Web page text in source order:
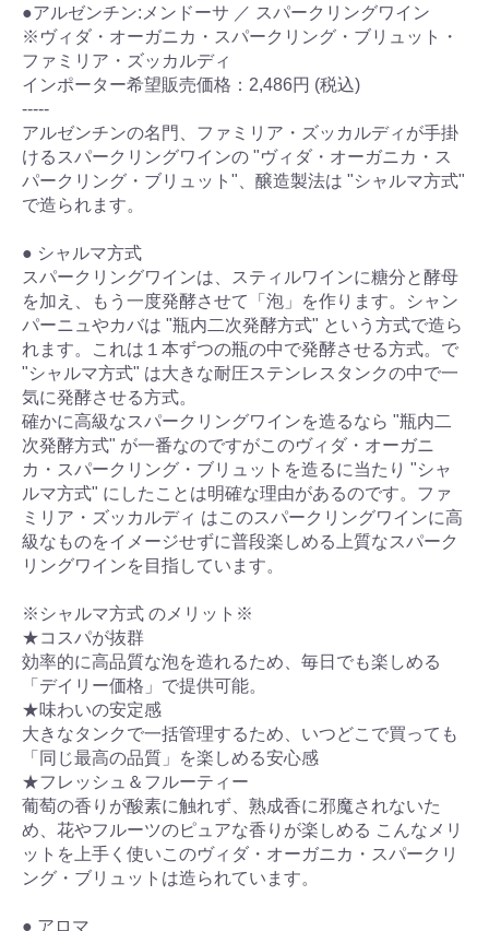
●アルゼンチン:メンドーサ ／ スパークリングワイン
※ヴィダ・オーガニカ・スパークリング・ブリュット・
ファミリア・ズッカルディ
インポーター希望販売価格：2,486円 (税込)
-----
アルゼンチンの名門、ファミリア・ズッカルディが手掛
けるスパークリングワインの "ヴィダ・オーガニカ・ス
パークリング・ブリュット"、醸造製法は "シャルマ方式"
で造られます。
● シャルマ方式
スパークリングワインは、スティルワインに糖分と酵母
を加え、もう一度発酵させて「泡」を作ります。シャン
パーニュやカバは "瓶内二次発酵方式" という方式で造ら
れます。これは１本ずつの瓶の中で発酵させる方式。で
"シャルマ方式" は大きな耐圧ステンレスタンクの中で一
気に発酵させる方式。
確かに高級なスパークリングワインを造るなら "瓶内二
次発酵方式" が一番なのですがこのヴィダ・オーガニ
カ・スパークリング・ブリュットを造るに当たり "シャ
ルマ方式" にしたことは明確な理由があるのです。ファ
ミリア・ズッカルディ はこのスパークリングワインに高
級なものをイメージせずに普段楽しめる上質なスパーク
リングワインを目指しています。
※シャルマ方式 のメリット※
★コスパが抜群
効率的に高品質な泡を造れるため、毎日でも楽しめる
「デイリー価格」で提供可能。
★味わいの安定感
大きなタンクで一括管理するため、いつどこで買っても
「同じ最高の品質」を楽しめる安心感
★フレッシュ＆フルーティー
葡萄の香りが酸素に触れず、熟成香に邪魔されないた
め、花やフルーツのピュアな香りが楽しめる こんなメリ
ットを上手く使いこのヴィダ・オーガニカ・スパークリ
ング・ブリュットは造られています。
● アロマ